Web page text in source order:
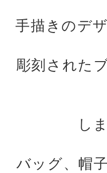
手描きのデ
彫刻された
し
バッグ、帽